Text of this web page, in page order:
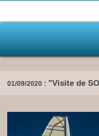
01/09/2020 : "Visite de